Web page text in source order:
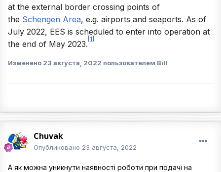
at the external border crossing points of
the Schengen Area, e.g. airports and seaports. As of
July 2022, EES is scheduled to enter into operation at
the end of May 2023. [1]
Изменено 23 августа, 2022 пользователем Bill
Chuvak
Опубликовано 23 августа, 2022
А як можна уникнути наявності роботи при подачі на